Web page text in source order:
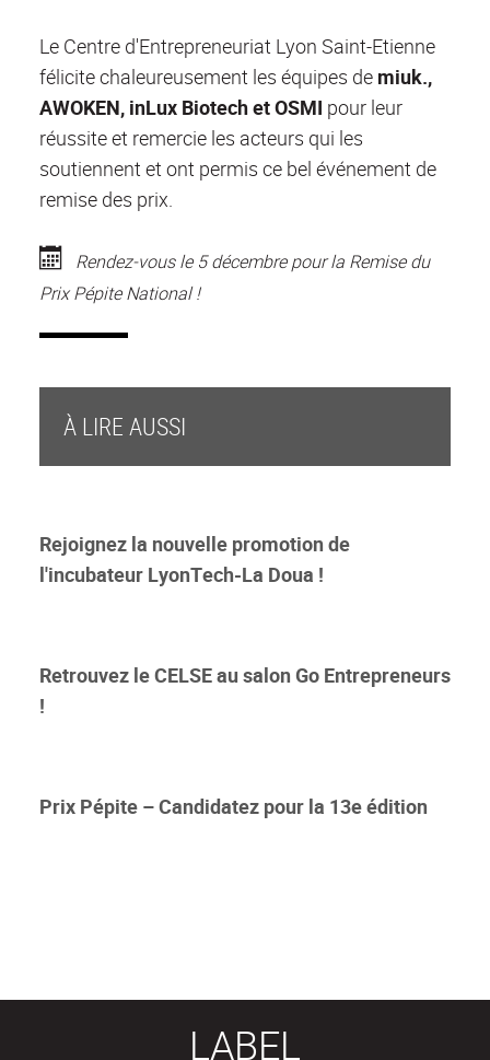
Le Centre d'Entrepreneuriat Lyon Saint-Etienne
félicite chaleureusement les équipes de miuk.,
AWOKEN, inLux Biotech et OSMI pour leur
réussite et remercie les acteurs qui les
soutiennent et ont permis ce bel événement de
remise des prix.
Rendez-vous le 5 décembre pour la Remise du
Prix Pépite National !
À LIRE AUSSI
Rejoignez la nouvelle promotion de
l'incubateur LyonTech-La Doua !
Retrouvez le CELSE au salon Go Entrepreneurs
!
Prix Pépite – Candidatez pour la 13e édition
LABEL